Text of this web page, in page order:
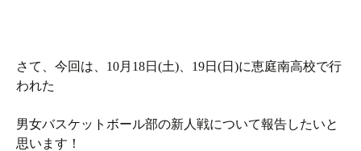
さて、今回は、10月18日(土)、19日(日)に恵庭南高校で行
われた
男女バスケットボール部の新人戦について報告したいと
思います！